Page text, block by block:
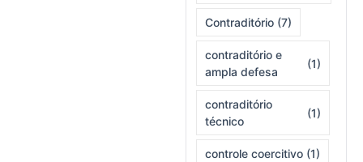
Contraditório (7)
contraditório e
ampla defesa
(1)
contraditório
técnico
(1)
controle coercitivo (1)